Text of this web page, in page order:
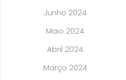
Junho 2024
Maio 2024
Abril 2024
Março 2024